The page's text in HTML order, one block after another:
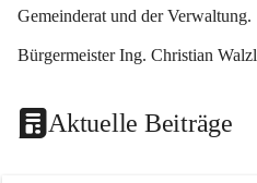
Gemeinderat und der Verwaltung.
Bürgermeister Ing. Christian Walzl
Aktuelle Beiträge